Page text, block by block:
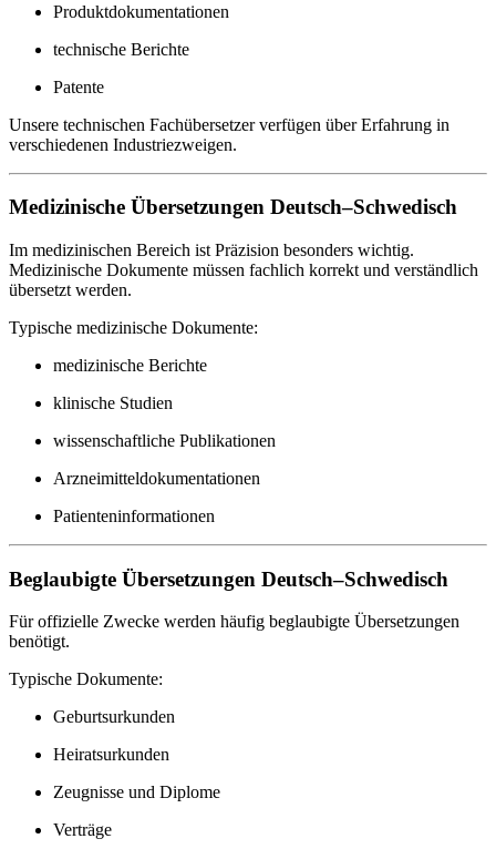
Produktdokumentationen
technische Berichte
Patente
Unsere technischen Fachübersetzer verfügen über Erfahrung in
verschiedenen Industriezweigen.
Medizinische Übersetzungen Deutsch–Schwedisch
Im medizinischen Bereich ist Präzision besonders wichtig.
Medizinische Dokumente müssen fachlich korrekt und verständlich
übersetzt werden.
Typische medizinische Dokumente:
medizinische Berichte
klinische Studien
wissenschaftliche Publikationen
Arzneimitteldokumentationen
Patienteninformationen
Beglaubigte Übersetzungen Deutsch–Schwedisch
Für offizielle Zwecke werden häufig beglaubigte Übersetzungen
benötigt.
Typische Dokumente:
Geburtsurkunden
Heiratsurkunden
Zeugnisse und Diplome
Verträge